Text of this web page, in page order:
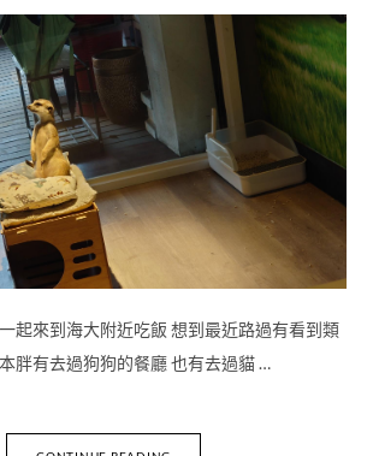
起來到海大附近吃飯 想到最近路過有看到類
胖有去過狗狗的餐廳 也有去過貓 …